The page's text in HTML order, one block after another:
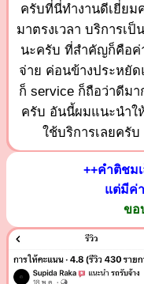
ครับที่นี่ทำงานดีเยี่ยม
มาตรงเวลา บริการเป็
นะครับ ที่สำคัญก็คือค่
จ่าย ค่อนข้างประหยัด
ก็ service ก็ถือว่าดีมา
ครับ อันนี้ผมแนะนำใ
ใช้บริการเลยครับ
++คำติชม
แต่มีค่
ขอ